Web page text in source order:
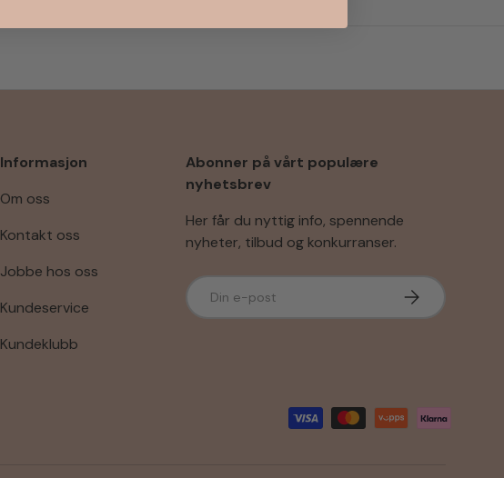
Informasjon
Om oss
Kontakt oss
Jobbe hos oss
Kundeservice
Kundeklubb
Abonner på vårt populære
nyhetsbrev
Her får du nyttig info, spennende
nyheter, tilbud og konkurranser.
E-post Abonner